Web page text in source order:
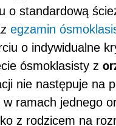
o standardową
egzamin
o indywidualne
ósmoklasisty z
nie następuje na
ramach jednego
z rodzicem na